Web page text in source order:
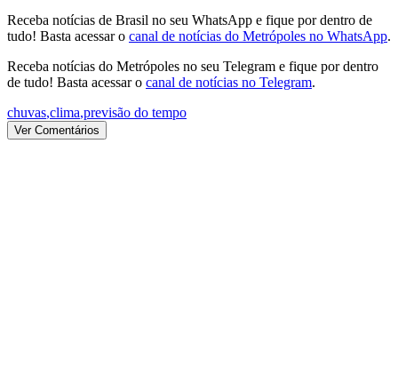
Receba notícias de Brasil no seu WhatsApp e fique por dentro de
tudo! Basta acessar o canal de notícias do Metrópoles no WhatsApp.
Receba notícias do Metrópoles no seu Telegram e fique por dentro
de tudo! Basta acessar o canal de notícias no Telegram.
chuvas,clima,previsão do tempo
Ver Comentários